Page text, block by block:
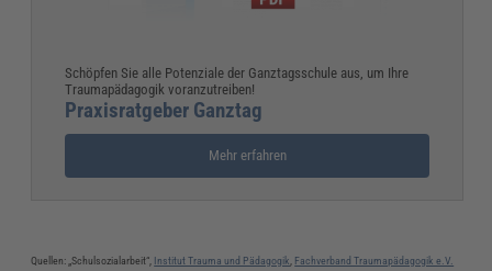
Schöpfen Sie alle Potenziale der Ganztagsschule aus, um Ihre
Traumapädagogik voranzutreiben!
Praxisratgeber Ganztag
Mehr erfahren
Quellen: „Schulsozialarbeit“, Institut Trauma und Pädagogik Fachverband Traumapädagogik e.V.